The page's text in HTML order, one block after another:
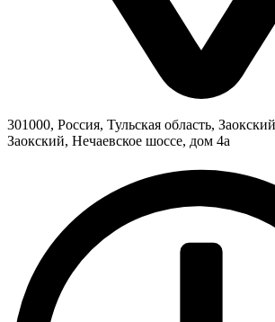
301000, Россия, Тульская область,
Заокский, Нечаевское шоссе, дом 4а